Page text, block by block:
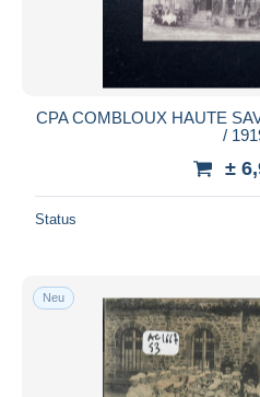
CPA COMBLOUX HAUTE
/
±
Status
Neu